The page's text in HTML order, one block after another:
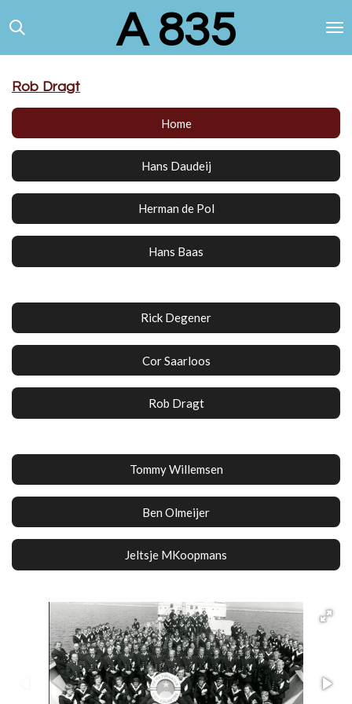
direct
hoofdinhoud
A 835
Rob Dragt
Home
Hans Daudeij
Herman de Pol
Hans Baas
Rick Degener
Cor Saarloos
Rob Dragt
Tommy Willemsen
Ben Olmeijer
Jeltsje MKoopmans